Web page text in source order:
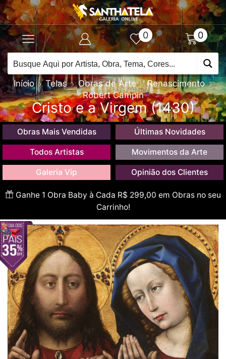
0 0
Início Telas Obras de Arte
Renascimento
Robert Campin
Cristo e a Virgem (1430)
Obras Mais Vendidas Últimas Novidades
Todos Artistas Movimentos da Arte
Galeria Vip Opinião dos Clientes
Ganhe 1 Obra Baby à Cada R$ 299,00 em Obras no seu
Carrinho!